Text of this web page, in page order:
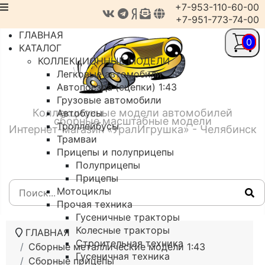
Коллекционные модели автомобилей
сборные масштабные модели
Интернет-магазин «УралИгрушка» - Челябинск
+7-953-110-60-00
+7-951-773-74-00
ГЛАВНАЯ
КАТАЛОГ
КОЛЛЕКЦИОННЫЕ МОДЕЛИ
Легковые автомобили
Автопоезда (сцепки) 1:43
Грузовые автомобили
Автобусы
Троллейбусы
Трамваи
Прицепы и полуприцепы
Полуприцепы
Прицепы
Мотоциклы
Прочая техника
Гусеничные тракторы
Колесные тракторы
Строительная техника
Гусеничная техника
ГЛАВНАЯ
Сборные металлические модели 1:43
Сборные прицепы
0